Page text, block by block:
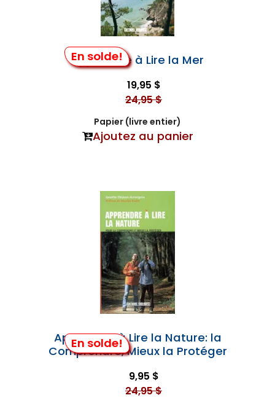
En solde!
Apprendre à Lire la Mer
19,95 $
24,95 $
Papier (livre entier)
Ajoutez au panier
En solde!
Apprendre à Lire la Nature: la
Comprendre, Mieux la Protéger
9,95 $
24,95 $